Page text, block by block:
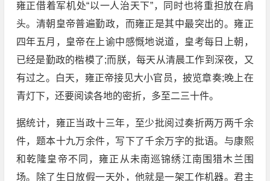
雍正借着军机处“以一人治天下”，同时也将重担放在肩
头。清朝皇帝普遍勤政，而雍正是其中最突出的。雍正
四年五月，皇帝在上谕中感慨地说道，皇考每日上朝，
已经是勤政的楷模了;而朕，每天从清晨工作到深夜，又
有过之。白天，雍正帝接见大小官员，披览章奏;晚上在
青灯下，还要阅读各地的密折，多至二三十件。
据统计，雍正当政十三年，至少批阅过奏折两万两千余
件，题本十九万余件，写下了千余万字的批语。与康熙
和乾隆皇帝不同，雍正从未南巡锦绣江南围猎木兰围
场。除了生日放假一天外，他就是一架工作机器。君主